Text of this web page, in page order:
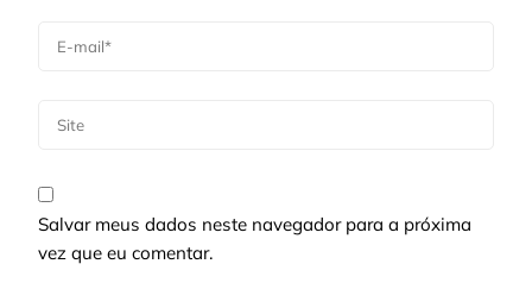
Salvar meus dados neste navegador para a próxima
vez que eu comentar.